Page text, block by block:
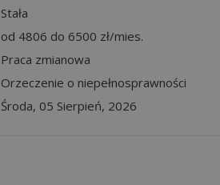
Stała
od 4806 do 6500 zł/mies.
Praca zmianowa
Orzeczenie o niepełnosprawności
Środa, 05 Sierpień, 2026